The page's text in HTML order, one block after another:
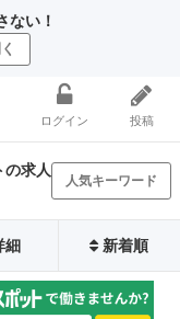
ない！
ログイン 投稿
の求人
人気キーワード
細 新着順